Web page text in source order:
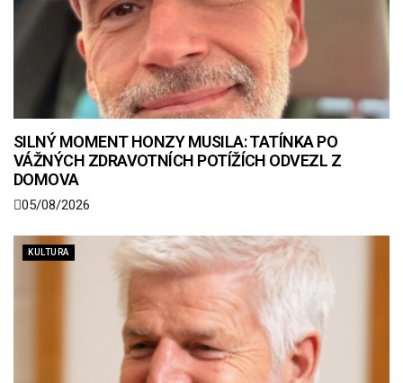
SILNÝ MOMENT HONZY MUSILA: TATÍNKA PO
VÁŽNÝCH ZDRAVOTNÍCH POTÍŽÍCH ODVEZL Z
DOMOVA
05/08/2026
KULTURA